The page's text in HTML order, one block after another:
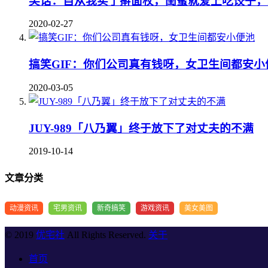
2020-02-27
搞笑GIF：你们公司真有钱呀，女卫生间都安小
2020-03-05
JUY-989「八乃翼」终于放下了对丈夫的不满
2019-10-14
文章分类
动漫资讯 宅男资讯 新奇搞笑 游戏资讯 美女美图
© 2019 优宅社 All Rights Reserved. 关于
首页